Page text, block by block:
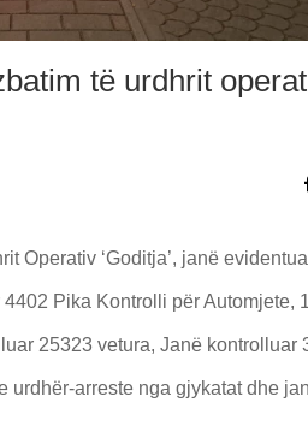
të urdhrit
Operativ ‘Goditja’, janë
Pika Kontrolli për Automjete,
25323 vetura, Janë kontrolluar
urdhër-arreste nga gjykatat dhe